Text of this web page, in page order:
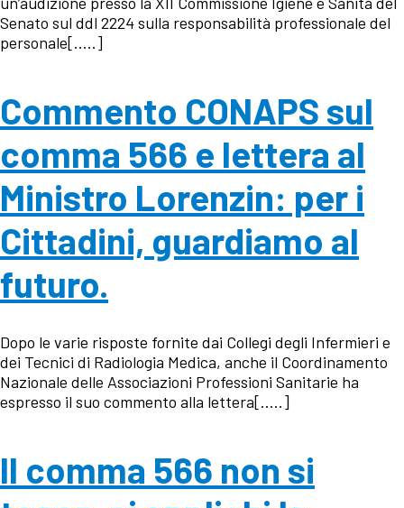
Senato sul ddl 2224 sulla responsabilità professionale del
personale[…..]
Commento CONAPS sul
comma 566 e lettera al
Ministro Lorenzin: per i
Cittadini, guardiamo al
futuro.
Dopo le varie risposte fornite dai Collegi degli Infermieri e
dei Tecnici di Radiologia Medica, anche il Coordinamento
Nazionale delle Associazioni Professioni Sanitarie ha
espresso il suo commento alla lettera[…..]
Il comma 566 non si